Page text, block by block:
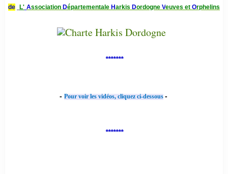
de
L' Association Départementale Harkis Dordogne Veuves et Orphelins
*******
- Pour voir les vidéos, cliquez ci-dessous -
*******